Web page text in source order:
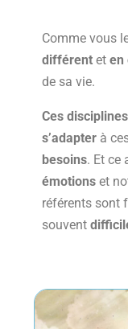
Comme vous
différent et en
de sa vie.
Ces disciplines
s’adapter à
besoins. Et ce
émotions et
référents sont
souvent